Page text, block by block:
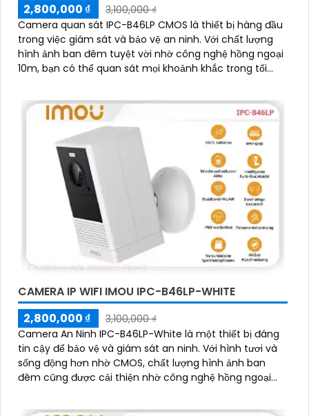
2,800,000 ₫
3,100,000 ₫
Camera quan sát IPC-B46LP CMOS là thiết bị hàng đầu
trong việc giám sát và bảo vệ an ninh. Với chất lượng
hình ảnh ban đêm tuyệt vời nhờ công nghệ hồng ngoại
10m, bạn có thể quan sát mọi khoảnh khắc trong tối
CAMERA IP WIFI IMOU IPC-B46LP-WHITE
2,800,000 ₫
3,100,000 ₫
Camera An Ninh IPC-B46LP-White là một thiết bị đáng
tin cậy để bảo vệ và giám sát an ninh. Với hình tươi và
sống động hơn nhờ CMOS, chất lượng hình ảnh ban
đêm cũng được cải thiện nhờ công nghệ hồng ngoại